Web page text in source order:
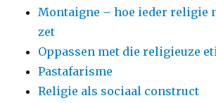
Montaigne – hoe ieder religie
zet
Oppassen met die religieuze
Pastafarisme
Religie als sociaal construct